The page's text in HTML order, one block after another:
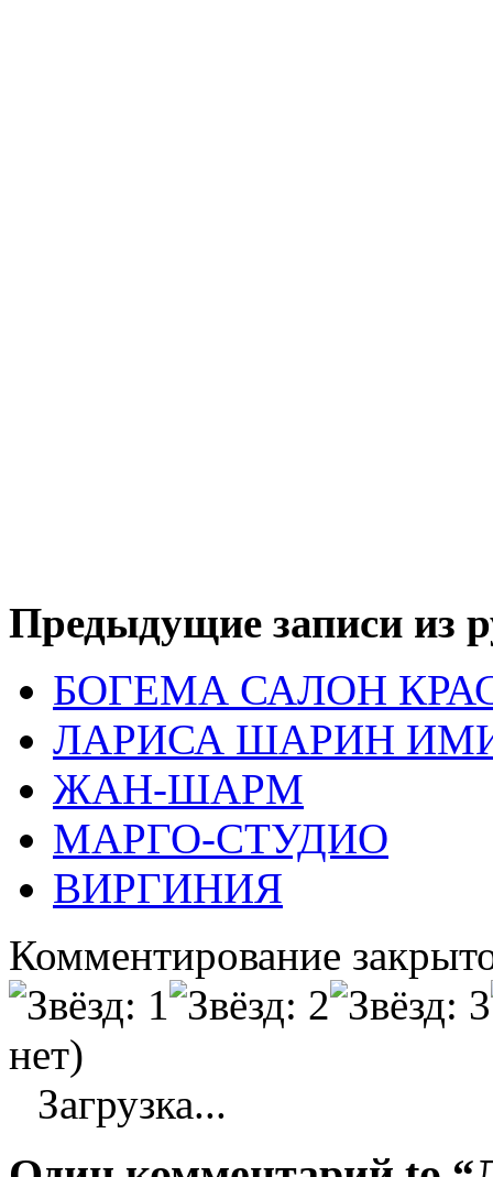
Предыдущие записи из
БОГЕМА САЛОН
ЛАРИСА ШАРИН
ЖАН-ШАРМ
МАРГО-СТУДИО
ВИРГИНИЯ
Комментирование
нет)
Загрузка...